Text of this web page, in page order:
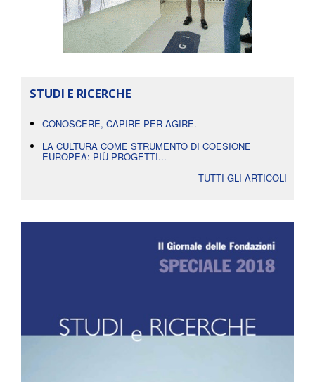
STUDI E RICERCHE
CONOSCERE, CAPIRE PER AGIRE.
LA CULTURA COME STRUMENTO DI COESIONE
EUROPEA: PIÙ PROGETTI...
TUTTI GLI ARTICOLI